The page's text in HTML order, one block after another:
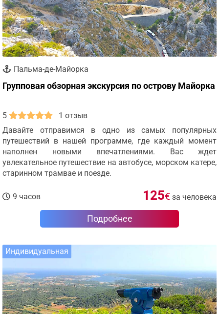
Пальма-де-Майорка
Групповая обзорная экскурсия по острову Майорка
5
1 отзыв
Давайте отправимся в одно из самых популярных
путешествий в нашей программе, где каждый момент
наполнен новыми впечатлениями. Вас ждет
увлекательное путешествие на автобусе, морском катере,
старинном трамвае и поезде.
9 часов 125€ за человека
Подробнее
Индивидуальная